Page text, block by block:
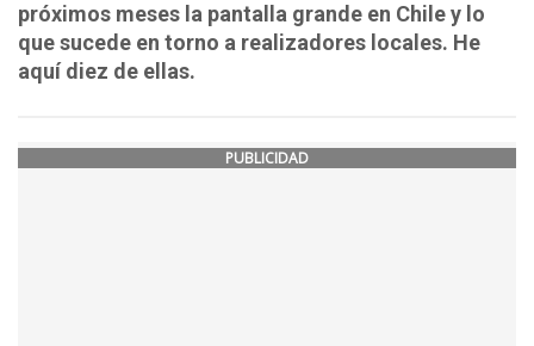
próximos meses la pantalla grande en Chile y lo
que sucede en torno a realizadores locales. He
aquí diez de ellas.
PUBLICIDAD